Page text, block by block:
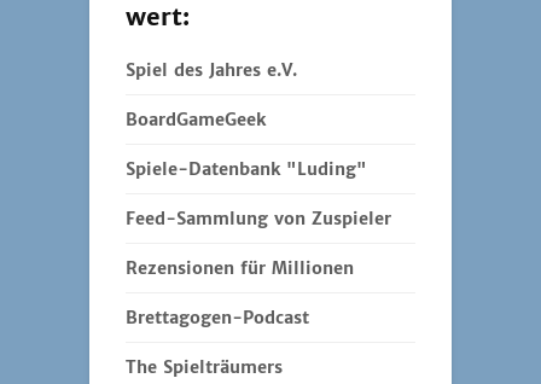
wert:
Spiel des Jahres e.V.
BoardGameGeek
Spiele-Datenbank "Luding"
Feed-Sammlung von Zuspieler
Rezensionen für Millionen
Brettagogen-Podcast
The Spielträumers